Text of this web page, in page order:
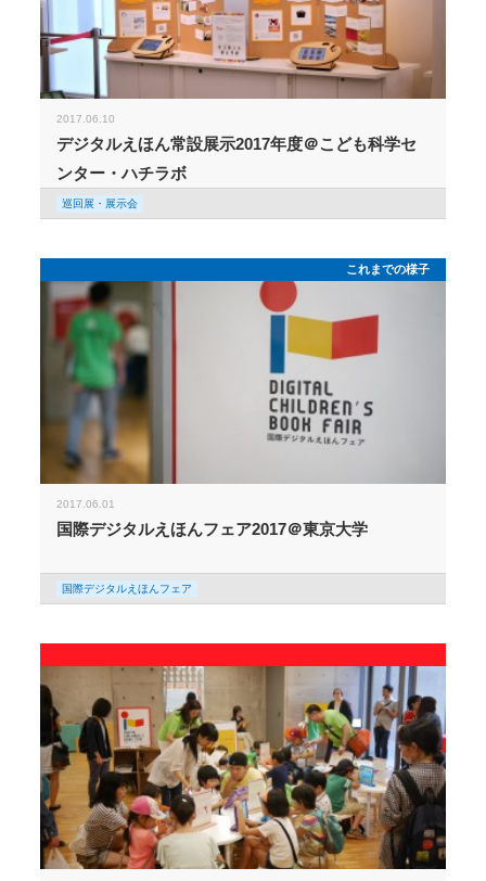
2017.06.10
デジタルえほん常設展示2017年度＠こども科学セ
ンター・ハチラボ
巡回展・展示会
これまでの様子
2017.06.01
国際デジタルえほんフェア2017＠東京大学
国際デジタルえほんフェア